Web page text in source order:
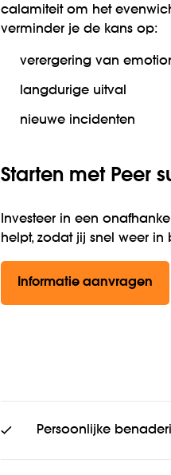
calamiteit om het
verminder je de kans op:
verergering van
langdurige uitval
nieuwe incidenten
Starten met Peer
Investeer in een
helpt, zodat jij snel weer in
Informatie aanvragen
Persoonlijke